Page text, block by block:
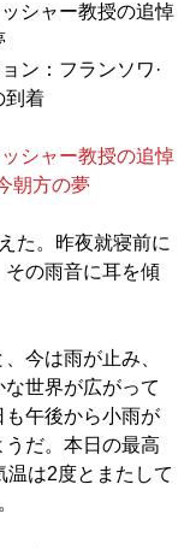
シャー教授の追悼
ン：フランソワ·
到着
シャー教授の追悼
朝方の夢
た。昨夜就寝前に
の雨音に耳を傾
今は雨が止み、
世界が広がって
午後から小雨が
だ。本日の最高
温は2度とまたして